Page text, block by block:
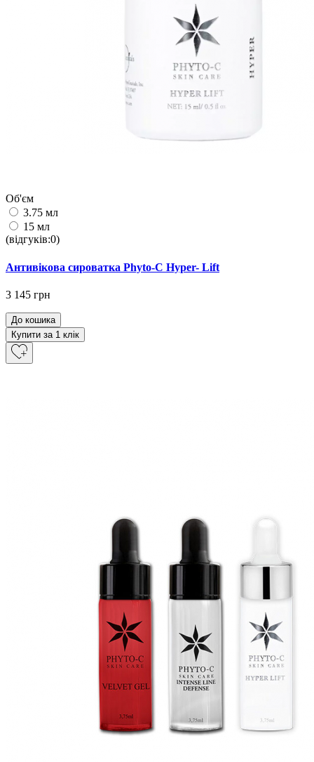
Об'єм
3.75 мл
15 мл
(відгуків:0)
Антивікова сироватка Phyto-C Hyper- Lift
3 145 грн
До кошика
Купити за 1 клiк